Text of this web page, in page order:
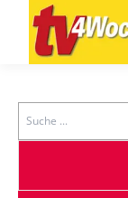
Search